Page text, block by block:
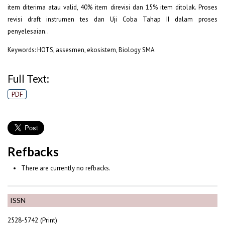
ISSN
2528-5742 (Print)
item diterima atau valid, 40% item direvisi dan 15% item ditolak. Proses
revisi draft instrumen tes dan Uji Coba Tahap II dalam proses
penyelesaian..
Keywords: HOTS, assesmen, ekosistem, Biology SMA
Full Text:
PDF
Refbacks
There are currently no refbacks.